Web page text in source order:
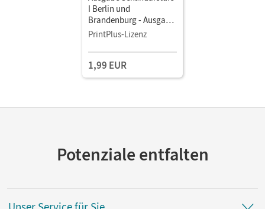
I Berlin und
Brandenburg - Ausgabe
ab 2017 · 7./8. Schuljahr
PrintPlus-Lizenz
1,99 EUR
Potenziale entfalten